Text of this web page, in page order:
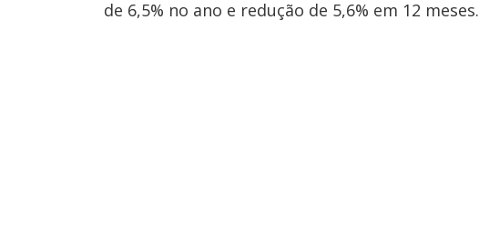
de 6,5% no ano e redução de 5,6% em 12 meses.